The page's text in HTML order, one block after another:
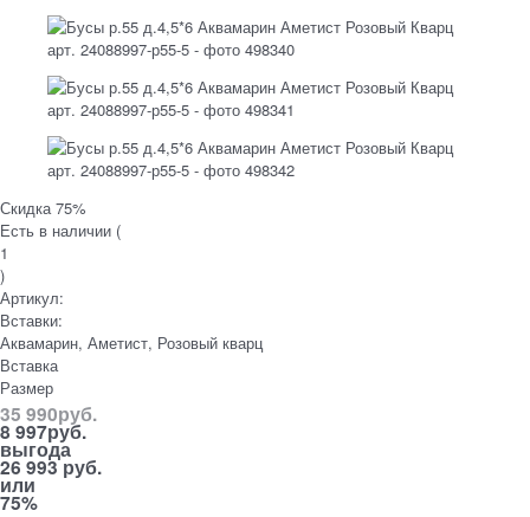
Скидка 75%
Есть в наличии (
1
)
Артикул:
Вставки:
Аквамарин, Аметист, Розовый кварц
Вставка
Размер
35 990руб.
8 997руб.
выгода
26 993 руб.
или
75%